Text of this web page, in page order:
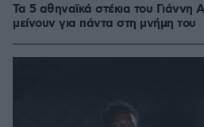
Τα 5 αθηναϊκά στέκια του Γιάννη
μείνουν για πάντα στη μνήμη του